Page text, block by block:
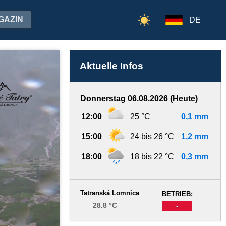
DE
Aktuelle Infos
Donnerstag 06.08.2026 (Heute)
12:00 25 °C 0,1 mm
15:00 24 bis 26 °C 1,2 mm
18:00 18 bis 22 °C 0,3 mm
BETRIEB:
-
Tatranská Lomnica
28.8 °C